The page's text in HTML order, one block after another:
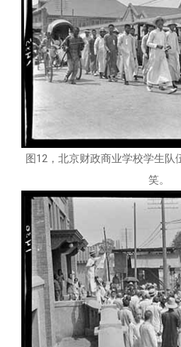
图12，北京财政商业学校学生队
笑。